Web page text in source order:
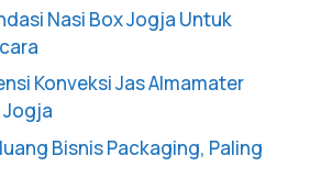
Nasi Box Jogja Untuk
Konveksi Jas Almamater
Jogja
Bisnis Packaging, Paling